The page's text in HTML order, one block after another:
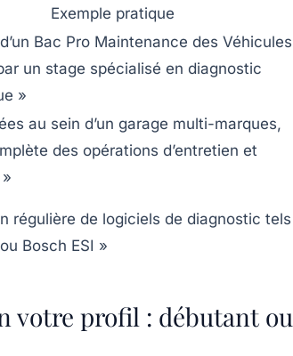
Exemple pratique
Bac Pro Maintenance des
un stage spécialisé en diagnostic
»
au sein d’un garage multi-marques,
des opérations d’entretien et
régulière de logiciels de diagnostic tels
Bosch ESI »
votre profil : débutant ou